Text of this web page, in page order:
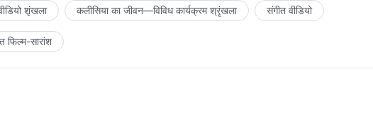
को समझने में सक्षम नहीं होते, और इनमें भेद नहीं करते, तो वास्तविक अनुभवों का तो
नहीं बदलता। इस प्रकार, परमेश्वर के कार्य का अनुभव करने की कुँजी इन बातों को
शृंखला कलीसिया का जीवन—विविध कार्यक्रम श्रृंखला संगीत वीडियो
फिल्म-सारांश